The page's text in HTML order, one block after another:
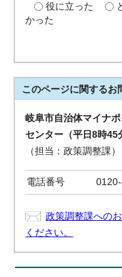
役に立った
かった
このページに関するお
岐阜市自治体マイナ
センター（平日8時45
（担当：政策調整課）
電話番号 0120-
政策調整課への
ください。